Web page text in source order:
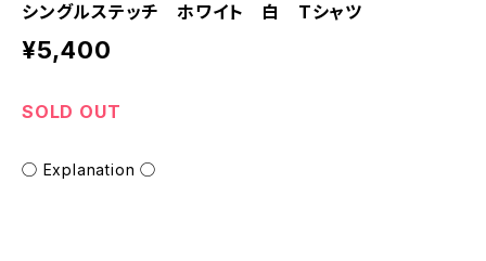
シングルステッチ ホワイト 白 Tシャツ
¥5,400
SOLD OUT
◯ Explanation ◯